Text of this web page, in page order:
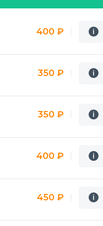
400 ₽ i
350 ₽ i
350 ₽ i
400 ₽ i
450 ₽ i